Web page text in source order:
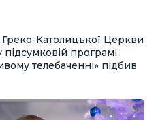
Греко-Католицької Церкви
програмі
телебаченні» підбив